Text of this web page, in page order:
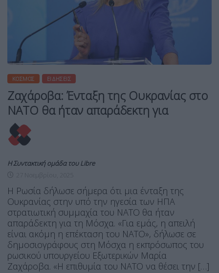
ΚΌΣΜΟΣ ΕΙΔΉΣΕΙΣ
Ζαχάροβα: Ένταξη της Ουκρανίας στο
ΝΑΤΟ θα ήταν απαράδεκτη για
Η Συντακτική ομάδα του Libre
Η Ρωσία δήλωσε σήμερα ότι μια ένταξη της
Ουκρανίας στην υπό την ηγεσία των ΗΠΑ
στρατιωτική συμμαχία του ΝΑΤΟ θα ήταν
απαράδεκτη για τη Μόσχα. «Για εμάς, η απειλή
είναι ακόμη η επέκταση του ΝΑΤΟ», δήλωσε σε
δημοσιογράφους στη Μόσχα η εκπρόσωπος του
ρωσικού υπουργείου Εξωτερικών Μαρία
Ζαχάροβα. «Η επιθυμία του ΝΑΤΟ να θέσει την […]